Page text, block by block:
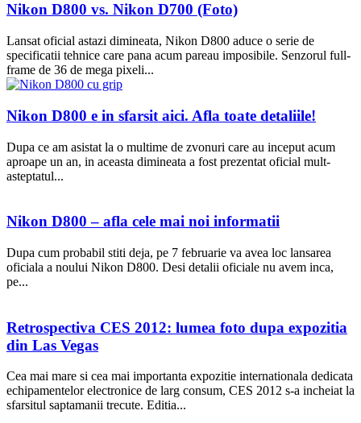
Nikon D800 vs. Nikon D700 (Foto)
Lansat oficial astazi dimineata, Nikon D800 aduce o serie de
specificatii tehnice care pana acum pareau imposibile. Senzorul full-
frame de 36 de mega pixeli...
Nikon D800 e in sfarsit aici. Afla toate detaliile!
Dupa ce am asistat la o multime de zvonuri care au inceput acum
aproape un an, in aceasta dimineata a fost prezentat oficial mult-
asteptatul...
Nikon D800 – afla cele mai noi informatii
Dupa cum probabil stiti deja, pe 7 februarie va avea loc lansarea
oficiala a noului Nikon D800. Desi detalii oficiale nu avem inca,
pe...
Retrospectiva CES 2012: lumea foto dupa expozitia
din Las Vegas
Cea mai mare si cea mai importanta expozitie internationala dedicata
echipamentelor electronice de larg consum, CES 2012 s-a incheiat la
sfarsitul saptamanii trecute. Editia...